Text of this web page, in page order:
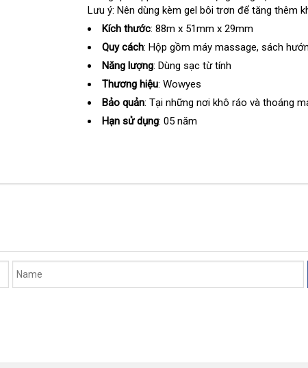
sắm
Lưu ý: Nên dùng kèm gel bôi trơn hàng
giả
để tăng thêm
Kích thước: 88m x 51mm x 29mm
Quy cách: Hộp gồm máy massagegiá
, sách
Năng lượng: Dùng sạc từ tính
Thương hiệu: Wowyes
Bảo quản: Tại vệ
sinh
những nơi khô ráo và thoáng
Hạn sử dụng: 05 năm